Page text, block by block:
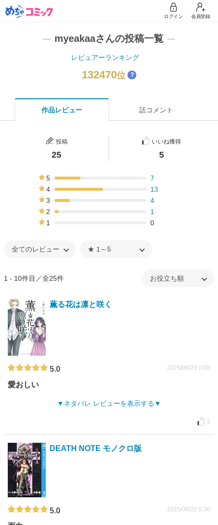
ログイン 会員登録
myeakaaさんの投稿一覧
レビュアーランキング
132470位 ？
作品レビュー 話コメント
投稿
25
いいね獲得
5
5
7
4
13
3
4
2
1
1
0
1 - 10件目／全25件
薫る花は凛と咲く
5.0 2025/08/23 0:08
愛おしい
ネタバレ レビューを表示する
3
DEATH NOTE モノクロ版
5.0 2025/09/22 0:30